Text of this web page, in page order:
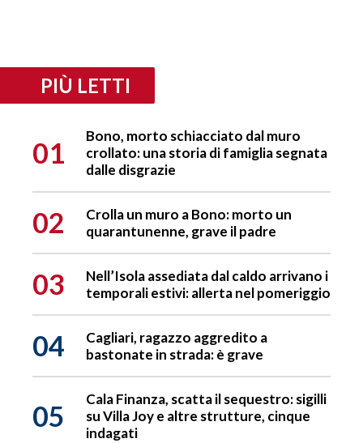
PIÙ LETTI
01
Bono, morto schiacciato dal muro
crollato: una storia di famiglia segnata
dalle disgrazie
02
Crolla un muro a Bono: morto un
quarantunenne, grave il padre
03
Nell’Isola assediata dal caldo arrivano i
temporali estivi: allerta nel pomeriggio
04
Cagliari, ragazzo aggredito a
bastonate in strada: è grave
05
Cala Finanza, scatta il sequestro: sigilli
su Villa Joy e altre strutture, cinque
indagati